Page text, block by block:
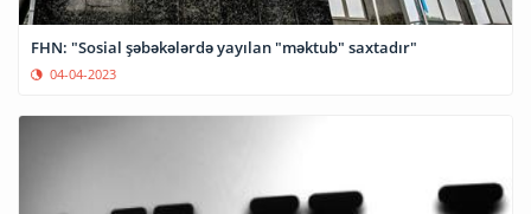
FHN: "Sosial şəbəkələrdə yayılan "məktub" saxtadır"
04-04-2023